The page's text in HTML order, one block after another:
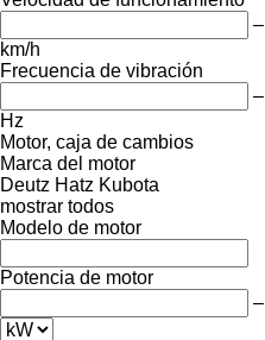
–
km/h
Frecuencia de vibración
–
Hz
Motor, caja de cambios
Marca del motor
Deutz Hatz Kubota
mostrar todos
Modelo de motor
Potencia de motor
–